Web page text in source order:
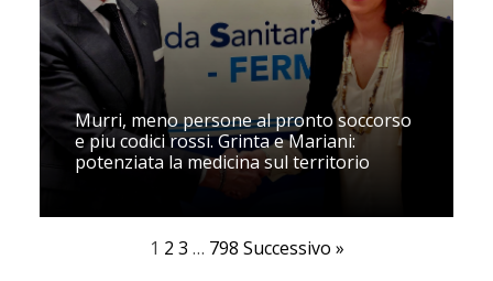
Murri, meno persone al pronto soccorso
e piu codici rossi. Grinta e Mariani:
potenziata la medicina sul territorio
1 2 3 … 798 Successivo »